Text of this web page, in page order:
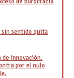
sin sentido quita
innovación.
por el nulo